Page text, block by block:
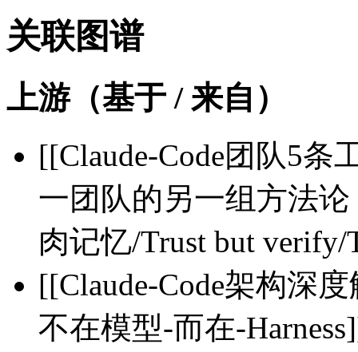
关联图谱
上游（基于 / 来自）
[[Claude-Code团队5条
一团队的另一组方法
肉记忆/Trust but verify/
[[Claude-Code架构深
不在模型-而在-